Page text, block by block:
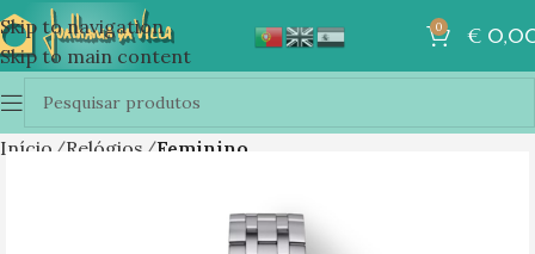
Skip to navigation
Skip to main content
0 €
Início Relógios Feminino